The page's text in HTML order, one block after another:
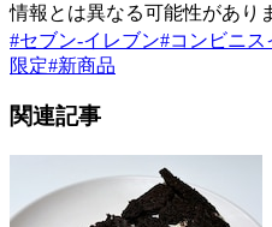
情報とは異なる可能性があり
#セブン-イレブン#コンビニス
限定#新商品
関連記事